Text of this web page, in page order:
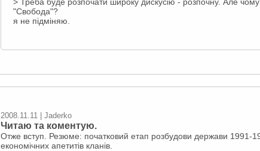
"Свобода"?
я не підміняю.
2008.11.11 | Jaderko
Читаю та коментую.
Отже вступ. Резюме: початковий етап розбудови держави 1991-
економічних апетитів кланів.